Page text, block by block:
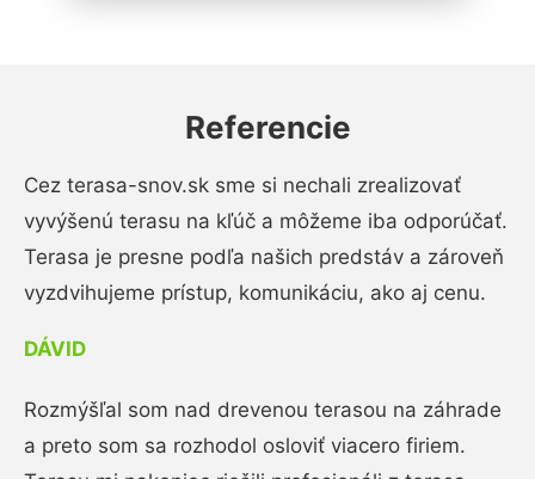
Referencie
Cez terasa-snov.sk sme si nechali zrealizovať
vyvýšenú terasu na kľúč a môžeme iba odporúčať.
Terasa je presne podľa našich predstáv a zároveň
vyzdvihujeme prístup, komunikáciu, ako aj cenu.
DÁVID
Rozmýšľal som nad drevenou terasou na záhrade
a preto som sa rozhodol osloviť viacero firiem.